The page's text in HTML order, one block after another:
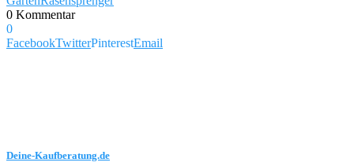
0 Kommentar
0
FacebookTwitterPinterestEmail
Deine-Kaufberatung.de